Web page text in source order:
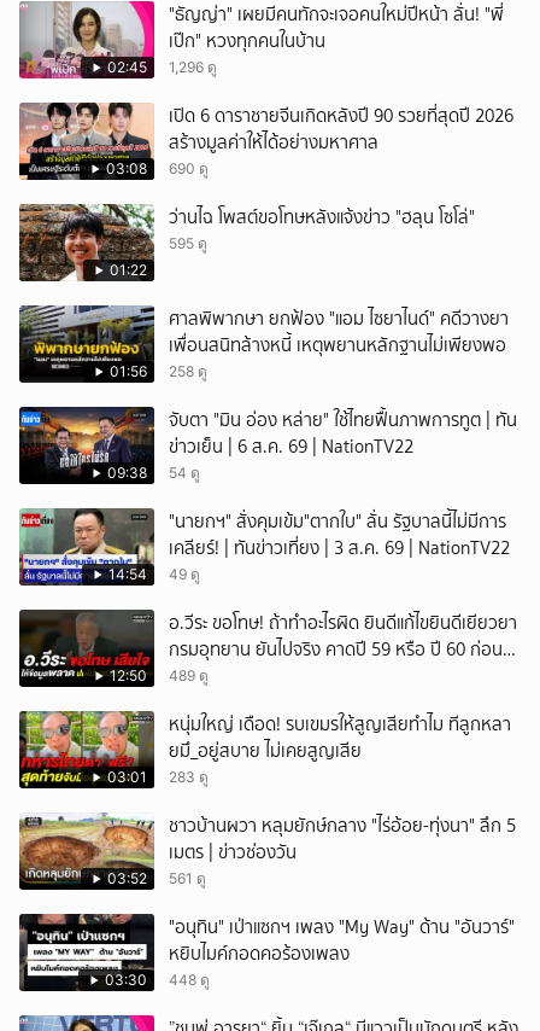
02:45
"ธัญญ่า" เผยมีคนทักจะเจอคนใหม่ปีหน้า ลั่น! "พี่
เป๊ก" หวงทุกคนในบ้าน
1,296 ดู
03:08
เปิด 6 ดาราชายจีนเกิดหลังปี 90 รวยที่สุดปี 2026
สร้างมูลค่าให้ได้อย่างมหาศาล
690 ดู
01:22
ว่านไฉ โพสต์ขอโทษหลังแจ้งข่าว "ฮลุน โซโล่"
595 ดู
01:56
ศาลพิพากษา ยกฟ้อง "แอม ไซยาไนด์" คดีวางยา
เพื่อนสนิทล้างหนี้ เหตุพยานหลักฐานไม่เพียงพอ
258 ดู
09:38
จับตา "มิน อ่อง หล่าย" ใช้ไทยฟื้นภาพการทูต | ทัน
ข่าวเย็น | 6 ส.ค. 69 | NationTV22
54 ดู
14:54
"นายกฯ" สั่งคุมเข้ม"ตากใบ" ลั่น รัฐบาลนี้ไม่มีการ
เคลียร์! | ทันข่าวเที่ยง | 3 ส.ค. 69 | NationTV22
49 ดู
12:50
อ.วีระ ขอโทษ! ถ้าทำอะไรผิด ยินดีแก้ไขยินดีเยียวยา
กรมอุทยาน ยันไปจริง คาดปี 59 หรือ ปี 60 ก่อน
ปิดให้พัก
489 ดู
03:01
หนุ่มใหญ่ เดือด! รบเขมรให้สูญเสียทำไม ทีลูกหลา
ยมึ_อยู่สบาย ไม่เคยสูญเสีย
283 ดู
03:52
ชาวบ้านผวา หลุมยักษ์กลาง "ไร่อ้อย-ทุ่งนา" ลึก 5
เมตร | ข่าวช่องวัน
561 ดู
03:30
"อนุทิน" เป่าแซกฯ เพลง "My Way" ด้าน "อันวาร์"
หยิบไมค์กอดคอร้องเพลง
448 ดู